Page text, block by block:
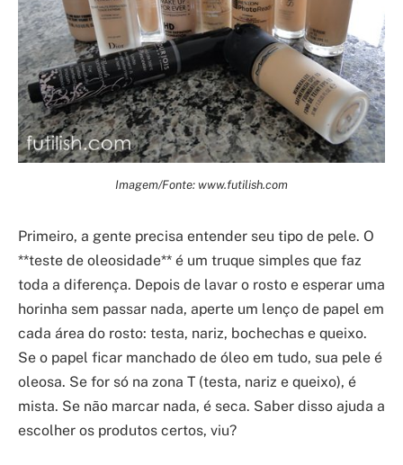
Imagem/Fonte: www.futilish.com
Primeiro, a gente precisa entender seu tipo de pele. O
**teste de oleosidade** é um truque simples que faz
toda a diferença. Depois de lavar o rosto e esperar uma
horinha sem passar nada, aperte um lenço de papel em
cada área do rosto: testa, nariz, bochechas e queixo.
Se o papel ficar manchado de óleo em tudo, sua pele é
oleosa. Se for só na zona T (testa, nariz e queixo), é
mista. Se não marcar nada, é seca. Saber disso ajuda a
escolher os produtos certos, viu?